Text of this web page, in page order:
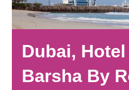
Dubai,
Barsha By